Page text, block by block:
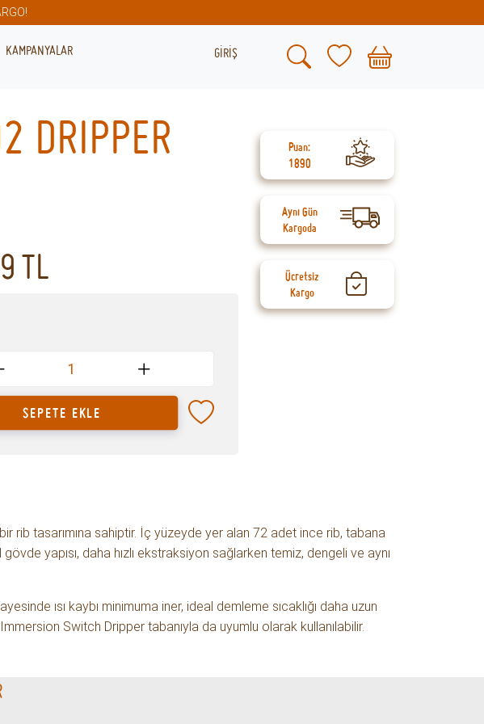
KAMPANYALAR GİRİŞ
DRIPPER
TL
1
SEPETE EKLE
Puan:
1890
Aynı Gün
Kargoda
Ücretsiz
Kargo
rib tasarımına sahiptir. İç yüzeyde yer alan 72 adet ince rib, tabana
yapısı, daha hızlı ekstraksiyon sağlarken temiz, dengeli ve aynı
ısı kaybı minimuma iner, ideal demleme sıcaklığı daha uzun
Switch Dripper tabanıyla da uyumlu olarak kullanılabilir.